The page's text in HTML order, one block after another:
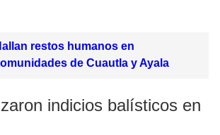
restos humanos en
de Cuautla y Ayala
indicios balísticos en